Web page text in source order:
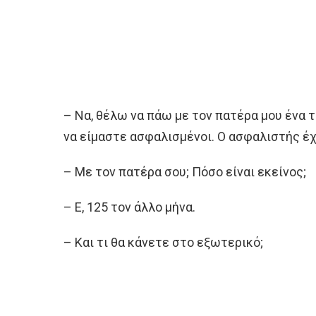
– Να, θέλω να πάω με τον πατέρα μου ένα
να είμαστε ασφαλισμένοι. Ο ασφαλιστής
– Με τον πατέρα σου; Πόσο είναι εκείνος;
– Ε, 125 τον άλλο μήνα.
– Και τι θα κάνετε στο εξωτερικό;